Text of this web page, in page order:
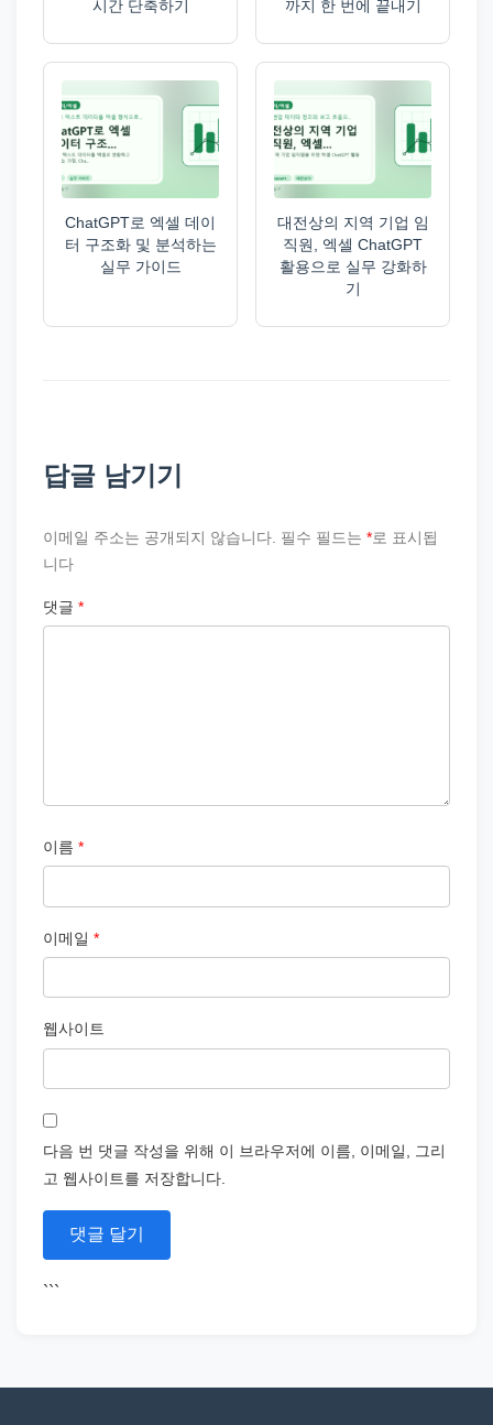
시간 단축하기
까지 한 번에 끝내기
ChatGPT로 엑셀 데이
터 구조화 및 분석하는
실무 가이드
대전상의 지역 기업 임
직원, 엑셀 ChatGPT
활용으로 실무 강화하
기
답글 남기기
이메일 주소는 공개되지 않습니다. 필수 필드는 *로 표시됩
니다
댓글 *
이름 *
이메일 *
웹사이트
다음 번 댓글 작성을 위해 이 브라우저에 이름, 이메일, 그리
고 웹사이트를 저장합니다.
```